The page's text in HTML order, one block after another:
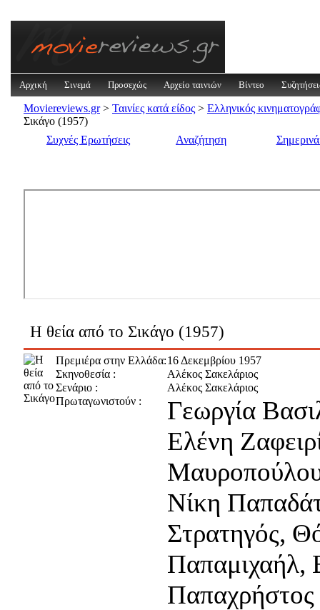
Αρχική Σινεμά Προσεχώς Αρχείο ταινιών Βίντεο
Moviereviews.gr > Ταινίες κατά είδος > Ελληνικός
Σικάγο (1957)
Συχνές Ερωτήσεις
Αναζήτηση
Η θεία από το Σικάγο (1957)
Πρεμιέρα στην Ελλάδα:16 Δεκεμβρίου 1957
Σκηνοθεσία :
Αλέκος Σακελάριος
Σενάριο :
Αλέκος Σακελάριος
Πρωταγωνιστούν :
Γεωργία
Ελένη
Νίκη
Στρατηγός,
Παπαμιχαήλ,
Παπαχρήστος